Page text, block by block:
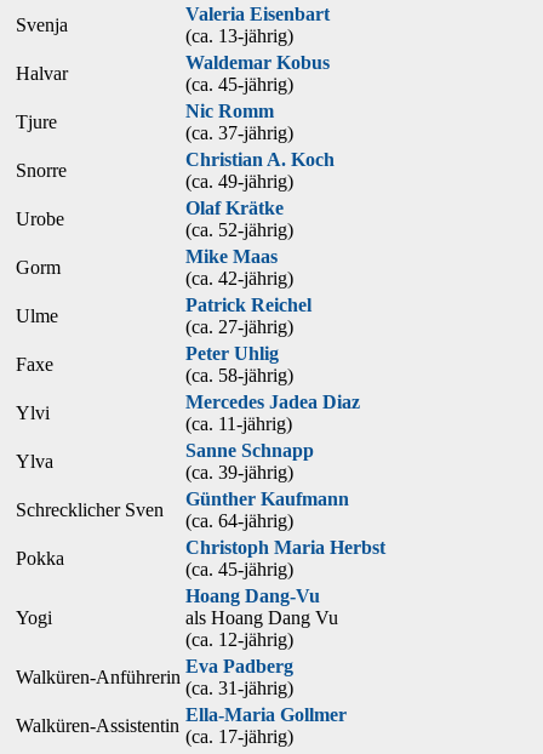
Svenja
Valeria Eisenbart
(ca. 13‑jährig)
Halvar
Waldemar Kobus
(ca. 45‑jährig)
Tjure
Nic Romm
(ca. 37‑jährig)
Snorre
Christian A. Koch
(ca. 49‑jährig)
Urobe
Olaf Krätke
(ca. 52‑jährig)
Gorm
Mike Maas
(ca. 42‑jährig)
Ulme
Patrick Reichel
(ca. 27‑jährig)
Faxe
Peter Uhlig
(ca. 58‑jährig)
Ylvi
Mercedes Jadea Diaz
(ca. 11‑jährig)
Ylva
Sanne Schnapp
(ca. 39‑jährig)
Schrecklicher Sven
Günther Kaufmann
(ca. 64‑jährig)
Pokka
Christoph Maria Herbst
(ca. 45‑jährig)
Yogi
Hoang Dang-Vu
als Hoang Dang Vu
(ca. 12‑jährig)
Walküren-Anführerin
Eva Padberg
(ca. 31‑jährig)
Walküren-Assistentin
Ella-Maria Gollmer
(ca. 17‑jährig)